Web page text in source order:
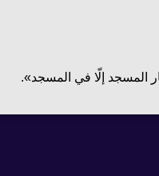
المسجد إلّا في المسجد».